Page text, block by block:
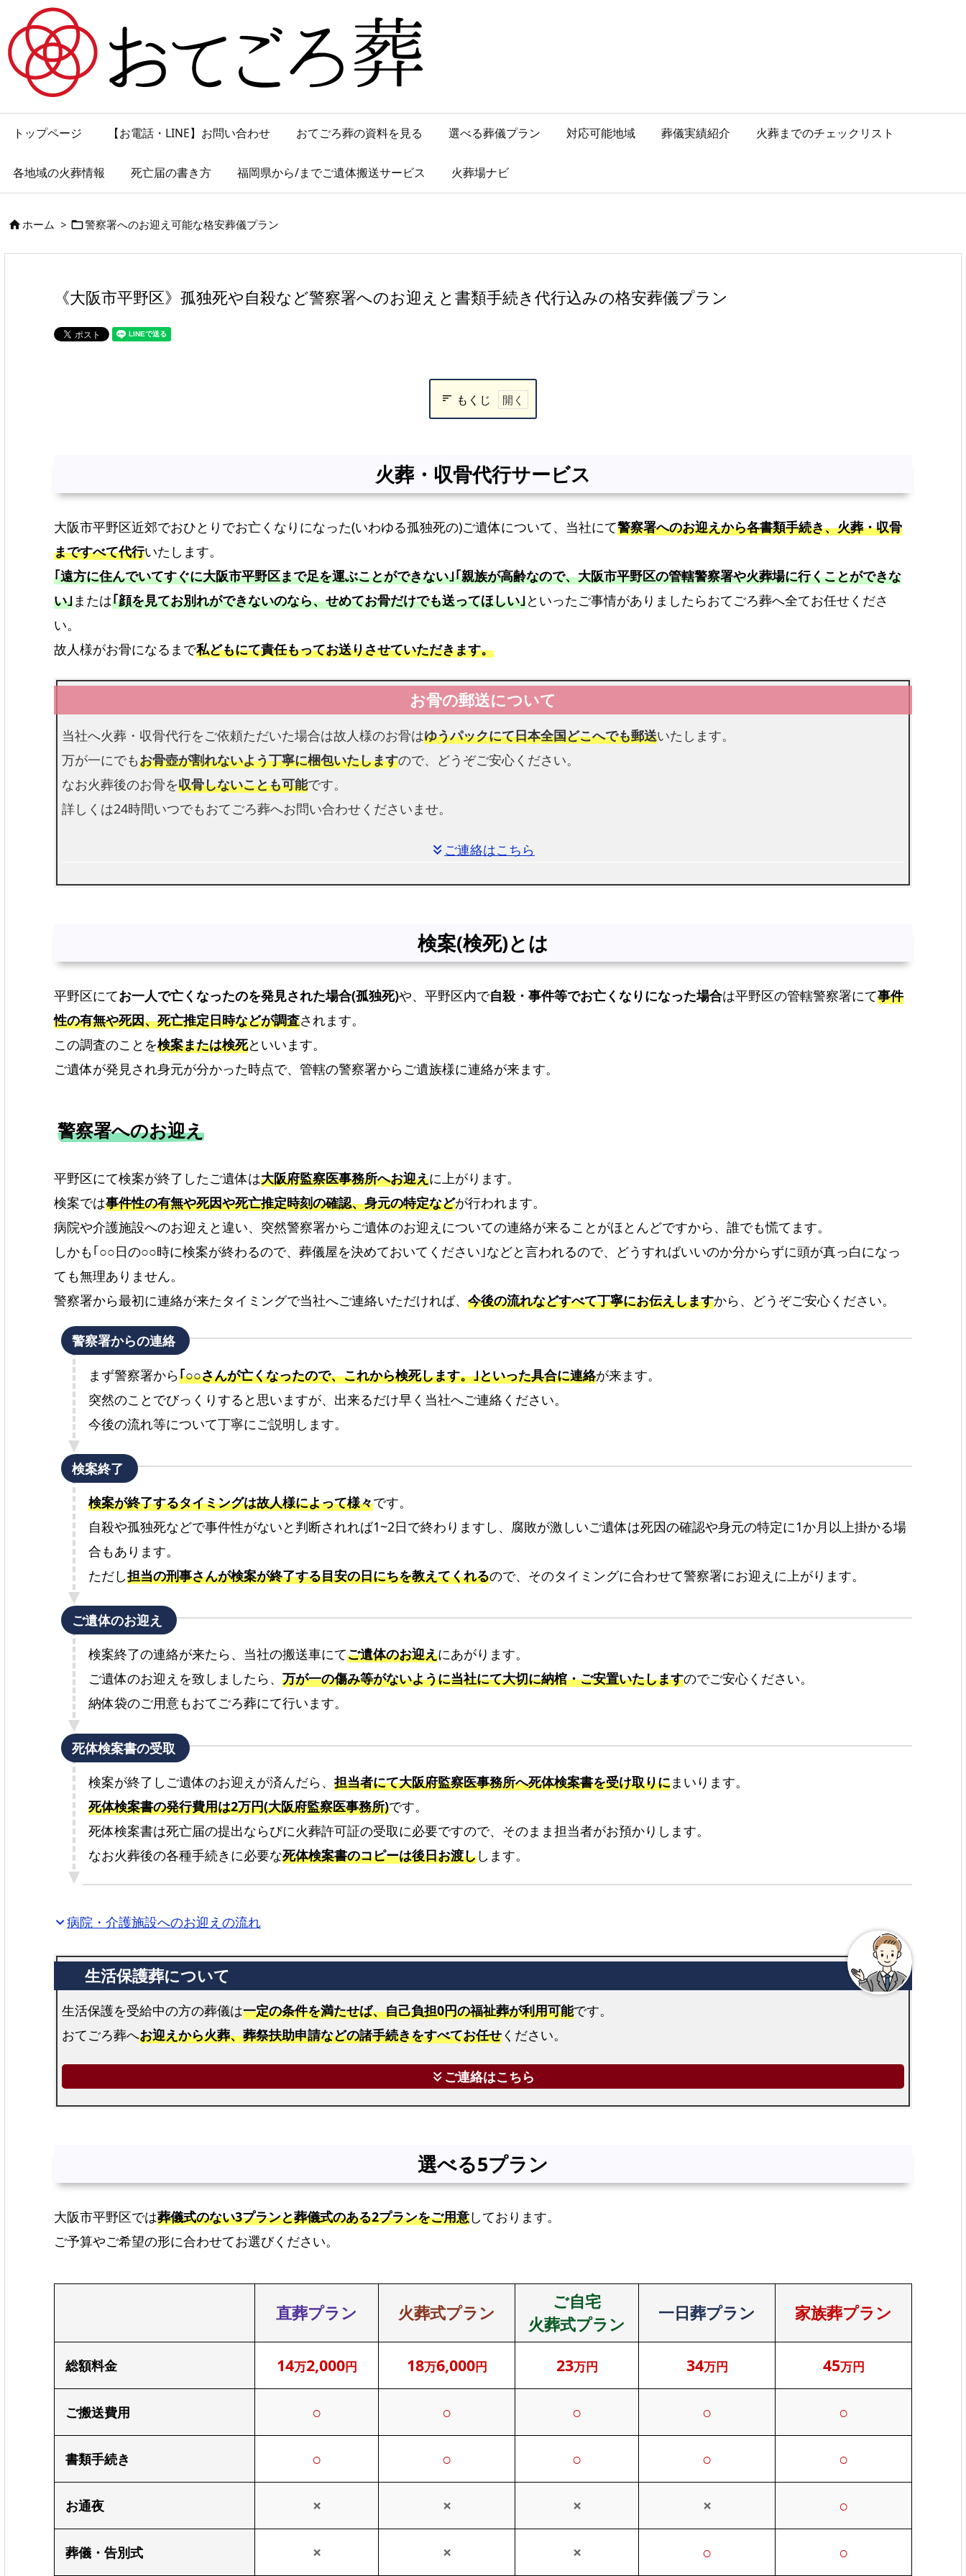
トップページ 【お電話・LINE】お問い合わせ おてごろ葬の資料を見る 選べる葬儀プラン 対応可能地域 葬儀実績紹介 火葬までのチェックリスト
各地域の火葬情報 死亡届の書き方 福岡県から/までご遺体搬送サービス 火葬場ナビ
ホーム > 警察署へのお迎え可能な格安葬儀プラン
《大阪市平野区》孤独死や自殺など警察署へのお迎えと書類手続き代行込みの格安葬儀プラン
もくじ
火
収
骨
代
行
ビ
ス
案
死)
と
べ
ラ
市
平
野
区
葬
阪
平
野
区
火
ラ
ン
区
の
ご
火
式
ン
阪
平
野
区
で
葬
ラ
ン
阪
市
平
で
の
族
ラ
ン
あ
る
答
野
火葬・収骨代行サービス
大阪市平野区近郊でおひとりでお亡くなりになった(いわゆる孤独死の)ご遺体について、当社にて警察署へのお迎えから各書類手続き、火葬・収骨
まですべて代行いたします。
｢遠方に住んでいてすぐに大阪市平野区まで足を運ぶことができない｣｢親族が高齢なので、大阪市平野区の管轄警察署や火葬場に行くことができな
い｣または｢顔を見てお別れができないのなら、せめてお骨だけでも送ってほしい｣といったご事情がありましたらおてごろ葬へ全てお任せくださ
い。
故人様がお骨になるまで私どもにて責任もってお送りさせていただきます。
当社へ火葬・収骨代行をご依頼ただいた場合は故人様のお骨はゆうパックにて日本全国どこへでも郵送いたします。
万が一にでもお骨壺が割れないよう丁寧に梱包いたしますので、どうぞご安心ください。
なお火葬後のお骨を収骨しないことも可能です。
詳しくは24時間いつでもおてごろ葬へお問い合わせくださいませ。
keyboard_double_arrow_downご連絡はこちら
検案(検死)とは
平野区にてお一人で亡くなったのを発見された場合(孤独死)や、平野区内で自殺・事件等でお亡くなりになった場合は平野区の管轄警察署にて事件
性の有無や死因、死亡推定日時などが調査されます。
この調査のことを検案または検死といいます。
ご遺体が発見され身元が分かった時点で、管轄の警察署からご遺族様に連絡が来ます。
警察署へのお迎え
平野区にて検案が終了したご遺体は大阪府監察医事務所へお迎えに上がります。
検案では事件性の有無や死因や死亡推定時刻の確認、身元の特定などが行われます。
病院や介護施設へのお迎えと違い、突然警察署からご遺体のお迎えについての連絡が来ることがほとんどですから、誰でも慌てます。
しかも｢○○日の○○時に検案が終わるので、葬儀屋を決めておいてください｣などと言われるので、どうすればいいのか分からずに頭が真っ白になっ
ても無理ありません。
警察署から最初に連絡が来たタイミングで当社へご連絡いただければ、 今後の流れなどすべて丁寧にお伝えしますから、どうぞご安心ください。
警察署からの連絡
まず警察署から｢○○さんが亡くなったので、これから検死します。｣といった具合に連絡が来ます。
突然のことでびっくりすると思いますが、出来るだけ早く当社へご連絡ください。
今後の流れ等について丁寧にご説明します。
検案終了
検案が終了するタイミングは故人様によって様々です。
自殺や孤独死などで事件性がないと判断されれば1~2日で終わりますし、腐敗が激しいご遺体は死因の確認や身元の特定に1か月以上掛かる場
合もあります。
ただし担当の刑事さんが検案が終了する目安の日にちを教えてくれるので、そのタイミングに合わせて警察署にお迎えに上がります。
ご遺体のお迎え
検案終了の連絡が来たら、当社の搬送車にてご遺体のお迎えにあがります。
ご遺体のお迎えを致しましたら、 万が一の傷み等がないように当社にて大切に納棺・ご安置いたしますのでご安心ください。
納体袋のご用意もおてごろ葬にて行います。
死体検案書の受取
検案が終了しご遺体のお迎えが済んだら、 担当者にて大阪府監察医事務所へ死体検案書を受け取りにまいります。
死体検案書の発行費用は2万円(大阪府監察医事務所)です。
死体検案書は死亡届の提出ならびに火葬許可証の受取に必要ですので、そのまま担当者がお預かりします。
なお火葬後の各種手続きに必要な死体検案書のコピーは後日お渡しします。
expand_more病院・介護施設へのお迎えの流れ
生活保護を受給中の方の葬儀は一定の条件を満たせば、自己負担0円の福祉葬が利用可能です。
おてごろ葬へお迎えから火葬、葬祭扶助申請などの諸手続きをすべてお任せください。
keyboard_double_arrow_downご連絡はこちら
選べる5プラン
大阪市平野区では葬儀式のない3プランと葬儀式のある2プランをご用意しております。
ご予算やご希望の形に合わせてお選びください。
直葬プラン 火葬式プラン
ご自宅
火葬式プラン
一日葬プラン 家族葬プラン
総額料金 14万2,000円 18万6,000円 23万円 34万円 45万円
ご搬送費用 ○ ○ ○ ○ ○
書類手続き ○ ○ ○ ○ ○
お通夜 × × × × ○
葬儀・告別式 × × × ○ ○